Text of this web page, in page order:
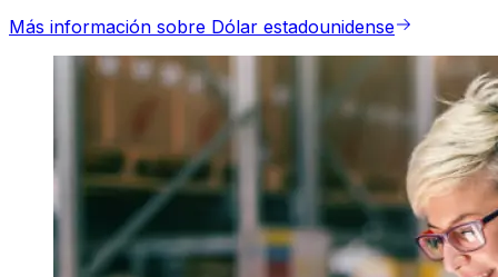
Más información sobre Dólar estadounidense